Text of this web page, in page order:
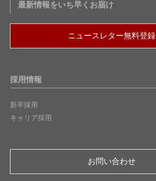
最新情報をいち早くお届け
ニュースレター無料登録
採用情報
新卒採用
キャリア採用
お問い合わせ